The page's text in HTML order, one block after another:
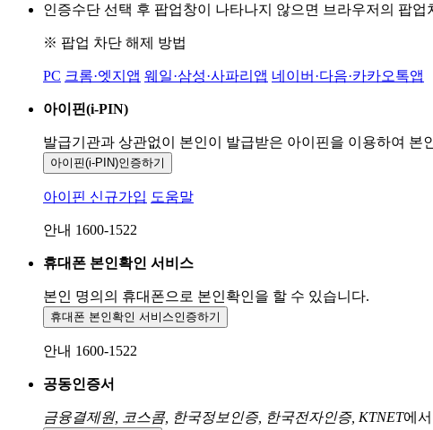
인증수단 선택 후 팝업창이 나타나지 않으면 브라우저의 팝
※ 팝업 차단 해제 방법
PC 크롬·엣지앱 웨일·삼성·사파리앱 네이버·다음·카카오톡앱
아이핀(i-PIN)
발급기관과 상관없이 본인이 발급받은 아이핀을 이용하여 본
아이핀(i-PIN)인증하기
아이핀 신규가입 도움말
안내 1600-1522
휴대폰 본인확인 서비스
본인 명의의 휴대폰으로 본인확인을 할 수 있습니다.
휴대폰 본인확인 서비스인증하기
안내 1600-1522
공동인증서
금융결제원, 코스콤, 한국정보인증, 한국전자인증, KTNET에